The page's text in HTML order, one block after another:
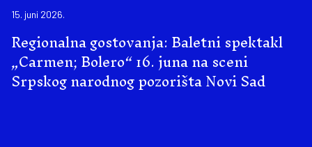
15. juni 2026.
Regionalna gostovanja: Baletni spektakl
„Carmen; Bolero“ 16. juna na sceni
Srpskog narodnog pozorišta Novi Sad